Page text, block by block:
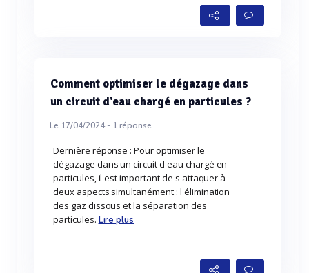
Comment optimiser le dégazage dans
un circuit d'eau chargé en particules ?
Le 17/04/2024 - 1réponse
Dernière réponse : Pour optimiser le
dégazage dans un circuit d'eau chargé en
particules, il est important de s'attaquer à
deux aspects simultanément : l'élimination
des gaz dissous et la séparation des
particules. Lire plus